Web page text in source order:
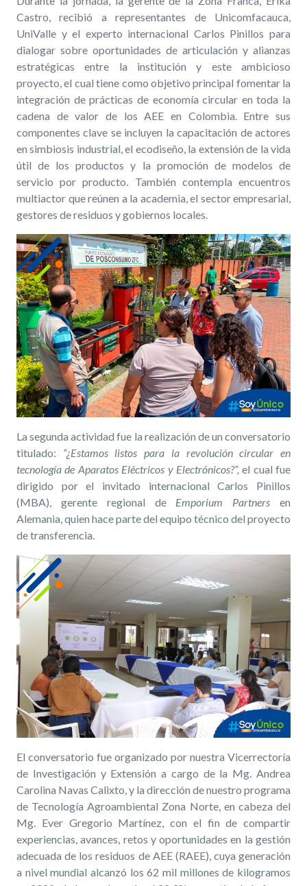
Castro, recibió a representantes de Unicomfacauca,
UniValle y el experto internacional Carlos Pinillos para
dialogar sobre oportunidades de articulación y alianzas
estratégicas entre la institución y este ambicioso
proyecto, el cual tiene como objetivo principal fomentar la
integración de prácticas de economía circular en toda la
cadena de valor de los AEE en Colombia. Entre sus
componentes clave se incluyen la capacitación de actores
en simbiosis industrial, el ecodiseño, la extensión de la vida
útil de los productos y la promoción de modelos de
servicio por producto. También contempla encuentros
multiactor que reúnen a la academia, el sector empresarial,
gestores de residuos y gobiernos locales.
La segunda actividad fue la realización de un conversatorio
titulado: “¿Estamos listos para la revolución circular en
tecnología de Aparatos Eléctricos y Electrónicos?”,el cual fue
dirigido por el invitado internacional Carlos Pinillos
(MBA), gerente regional de Emporium Partners en
Alemania, quien hace parte del equipo técnico del proyecto
de transferencia.
El conversatorio fue organizado por nuestra Vicerrectoría
de Investigación y Extensión a cargo de la Mg. Andrea
Carolina Navas Calixto, y la dirección de nuestro programa
de Tecnología Agroambiental Zona Norte, en cabeza del
Mg. Ever Gregorio Martínez, con el fin de compartir
experiencias, avances, retos y oportunidades en la gestión
adecuada de los residuos de AEE (RAEE), cuya generación
a nivel mundial alcanzó los 62 mil millones de kilogramos